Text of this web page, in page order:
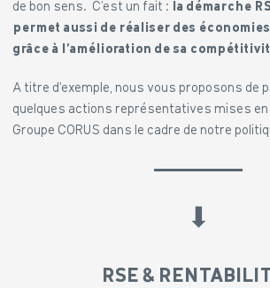
de bon sens. C’est un fait : la démarche
permet aussi de réaliser des
grâce à l’amélioration de sa
A titre d’exemple, nous vous proposons de
quelques actions représentatives mises en
Groupe CORUS dans le cadre de notre
⬇︎
RSE &